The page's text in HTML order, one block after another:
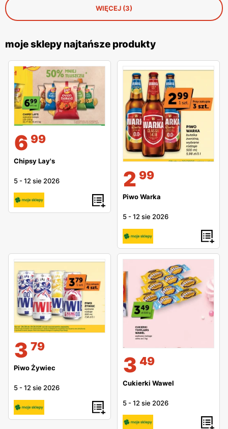
WIĘCEJ (3)
moje sklepy najtańsze produkty
6 99
Chipsy Lay's
5 -12 sie 2026 2 99
Piwo Warka
5 -12 sie 2026
3 79
Piwo Żywiec
5 -12 sie 2026
3 49
Cukierki Wawel
5 -12 sie 2026